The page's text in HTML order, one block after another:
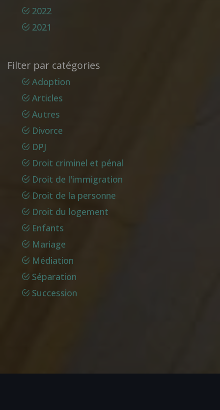
2022
2021
Filter par catégories
Adoption
Articles
Autres
Divorce
DPJ
Droit criminel et pénal
Droit de l'immigration
Droit de la personne
Droit du logement
Enfants
Mariage
Médiation
Séparation
Succession